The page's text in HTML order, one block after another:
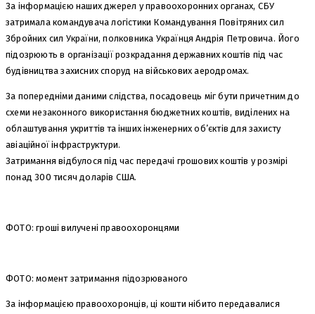
За інформацією наших джерел у правоохоронних органах, СБУ
затримала командувача логістики Командування Повітряних сил
Збройних сил України, полковника Українця Андрія Петровича. Його
підозрюють в організації розкрадання державних коштів під час
будівництва захисних споруд на військових аеродромах.
За попередніми даними слідства, посадовець міг бути причетним до
схеми незаконного використання бюджетних коштів, виділених на
облаштування укриттів та інших інженерних об’єктів для захисту
авіаційної інфраструктури.
Затримання відбулося під час передачі грошових коштів у розмірі
понад 300 тисяч доларів США.
ФОТО: гроші вилучені правоохоронцями
ФОТО: момент затримання підозрюваного
За інформацією правоохоронців, ці кошти нібито передавалися